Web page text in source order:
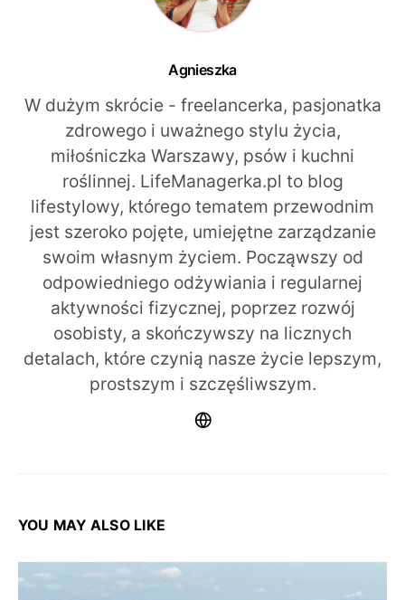
Agnieszka
W dużym skrócie - freelancerka, pasjonatka
zdrowego i uważnego stylu życia,
miłośniczka Warszawy, psów i kuchni
roślinnej. LifeManagerka.pl to blog
lifestylowy, którego tematem przewodnim
jest szeroko pojęte, umiejętne zarządzanie
swoim własnym życiem. Począwszy od
odpowiedniego odżywiania i regularnej
aktywności fizycznej, poprzez rozwój
osobisty, a skończywszy na licznych
detalach, które czynią nasze życie lepszym,
prostszym i szczęśliwszym.
YOU MAY ALSO LIKE